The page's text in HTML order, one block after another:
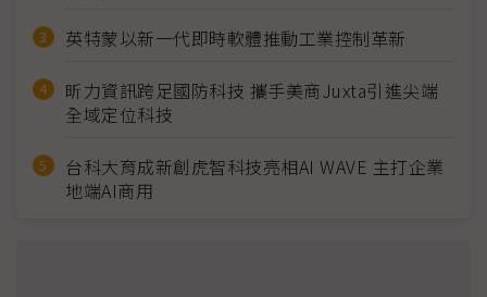
英特蒙以新一代即時軟體推動工業控制革新
昕力資訊跨足國防科技 攜手美商Juxta引進尖端
全域定位科技
台科大育成新創虎智科技亮相AI WAVE 主打企業
地端AI商用